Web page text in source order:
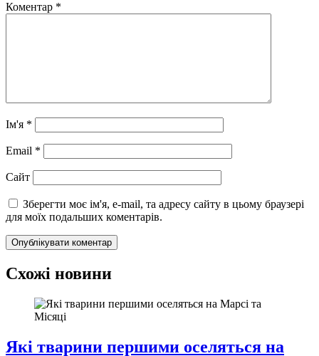
Коментар *
Ім'я *
Email *
Сайт
Зберегти моє ім'я, e-mail, та адресу сайту в цьому браузері
для моїх подальших коментарів.
Схожі новини
Які тварини першими оселяться на